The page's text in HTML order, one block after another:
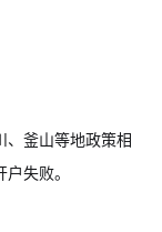
、釜山等地政策相
失败。